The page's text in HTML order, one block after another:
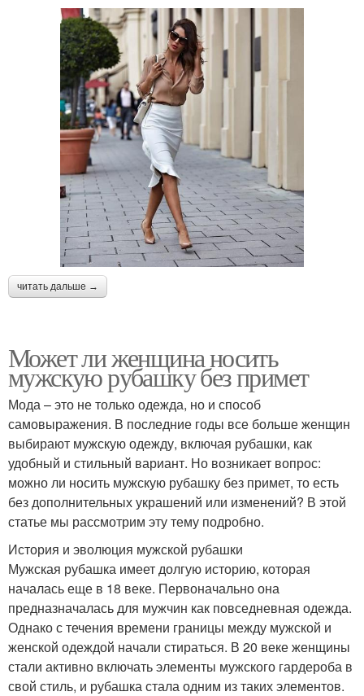
читать дальше →
Может ли женщина носить
мужскую рубашку без примет
Мода – это не только одежда, но и способ
самовыражения. В последние годы все больше женщин
выбирают мужскую одежду, включая рубашки, как
удобный и стильный вариант. Но возникает вопрос:
можно ли носить мужскую рубашку без примет, то есть
без дополнительных украшений или изменений? В этой
статье мы рассмотрим эту тему подробно.
История и эволюция мужской рубашки
Мужская рубашка имеет долгую историю, которая
началась еще в 18 веке. Первоначально она
предназначалась для мужчин как повседневная одежда.
Однако с течения времени границы между мужской и
женской одеждой начали стираться. В 20 веке женщины
стали активно включать элементы мужского гардероба в
свой стиль, и рубашка стала одним из таких элементов.